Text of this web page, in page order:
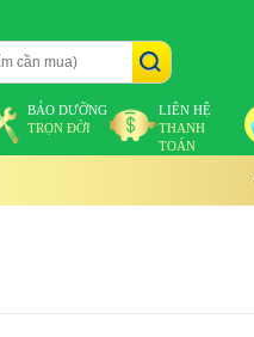
BẢO DƯỠNG
TRỌN ĐỜI
LIÊN HỆ
THANH
TOÁN